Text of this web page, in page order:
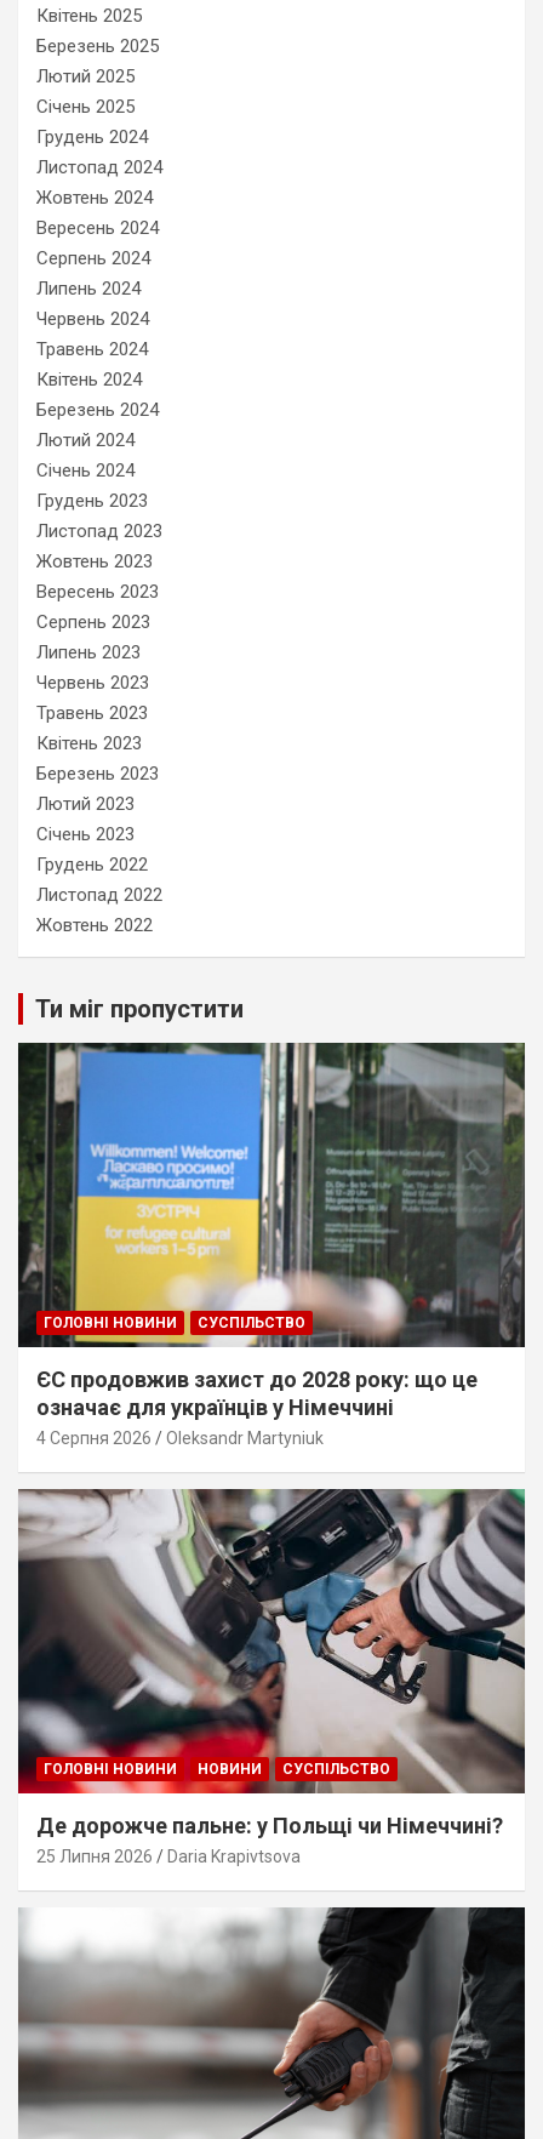
Квітень 2025
Березень 2025
Лютий 2025
Січень 2025
Грудень 2024
Листопад 2024
Жовтень 2024
Вересень 2024
Серпень 2024
Липень 2024
Червень 2024
Травень 2024
Квітень 2024
Березень 2024
Лютий 2024
Січень 2024
Грудень 2023
Листопад 2023
Жовтень 2023
Вересень 2023
Серпень 2023
Липень 2023
Червень 2023
Травень 2023
Квітень 2023
Березень 2023
Лютий 2023
Січень 2023
Грудень 2022
Листопад 2022
Жовтень 2022
Ти міг пропустити
ГОЛОВНІ НОВИНИ СУСПІЛЬСТВО
ЄС продовжив захист до 2028 року: що це
означає для українців у Німеччині
4 Серпня 2026 Oleksandr Martyniuk
ГОЛОВНІ НОВИНИ НОВИНИ СУСПІЛЬСТВО
Де дорожче пальне: у Польщі чи Німеччині?
25 Липня 2026 Daria Krapivtsova